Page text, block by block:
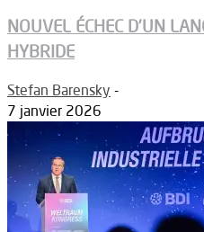
NOUVEL ÉCHEC D’UN
HYBRIDE
Stefan Barensky -
7 janvier 2026